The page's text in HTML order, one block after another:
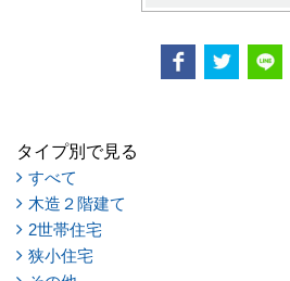
タイプ別で見る
すべて
木造２階建て
2世帯住宅
狭小住宅